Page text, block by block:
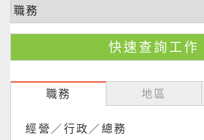
職務 地區
經營／行政／總務